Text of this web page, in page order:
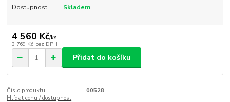
Dostupnost Skladem
4 560 Kč/ks
3 769 Kč bez DPH
Přidat do košíku
Číslo produktu:
00528
Hlídat cenu / dostupnost